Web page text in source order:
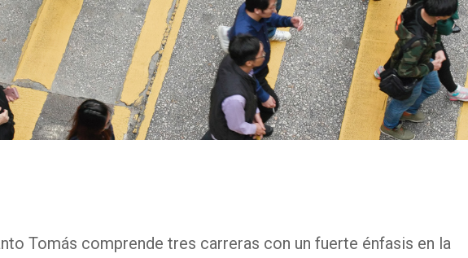
Tomás comprende tres carreras con un fuerte énfasis en la